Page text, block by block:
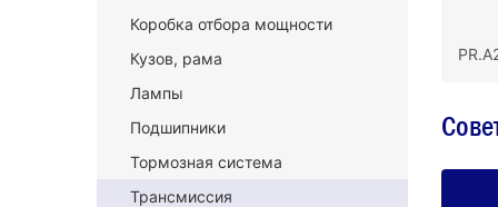
Коробка отбора мощности
Кузов, рама
Лампы
Подшипники
Тормозная система
Трансмиссия